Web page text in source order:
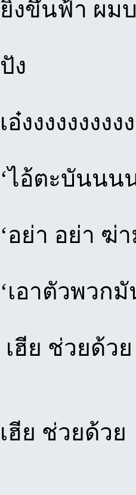
ยิงขึ้นฟ้า ผม
ปัง
เอ๋งงงงงงงงง
‘ไอ้ตะบันน
‘อย่า อย่า ฆ่
‘เอาตัวพวกมั
เฮีย ช่วยด้วย
เฮีย ช่วยด้วย